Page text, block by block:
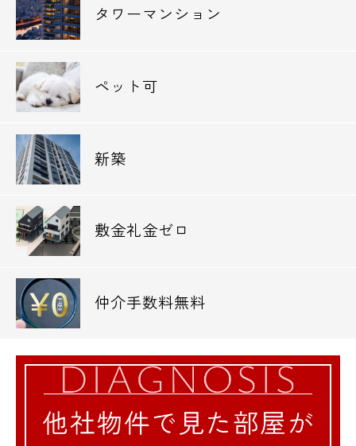
==================================
==================================
タワーマンション
ペット可
新築
敷金礼金ゼロ
仲介手数料無料